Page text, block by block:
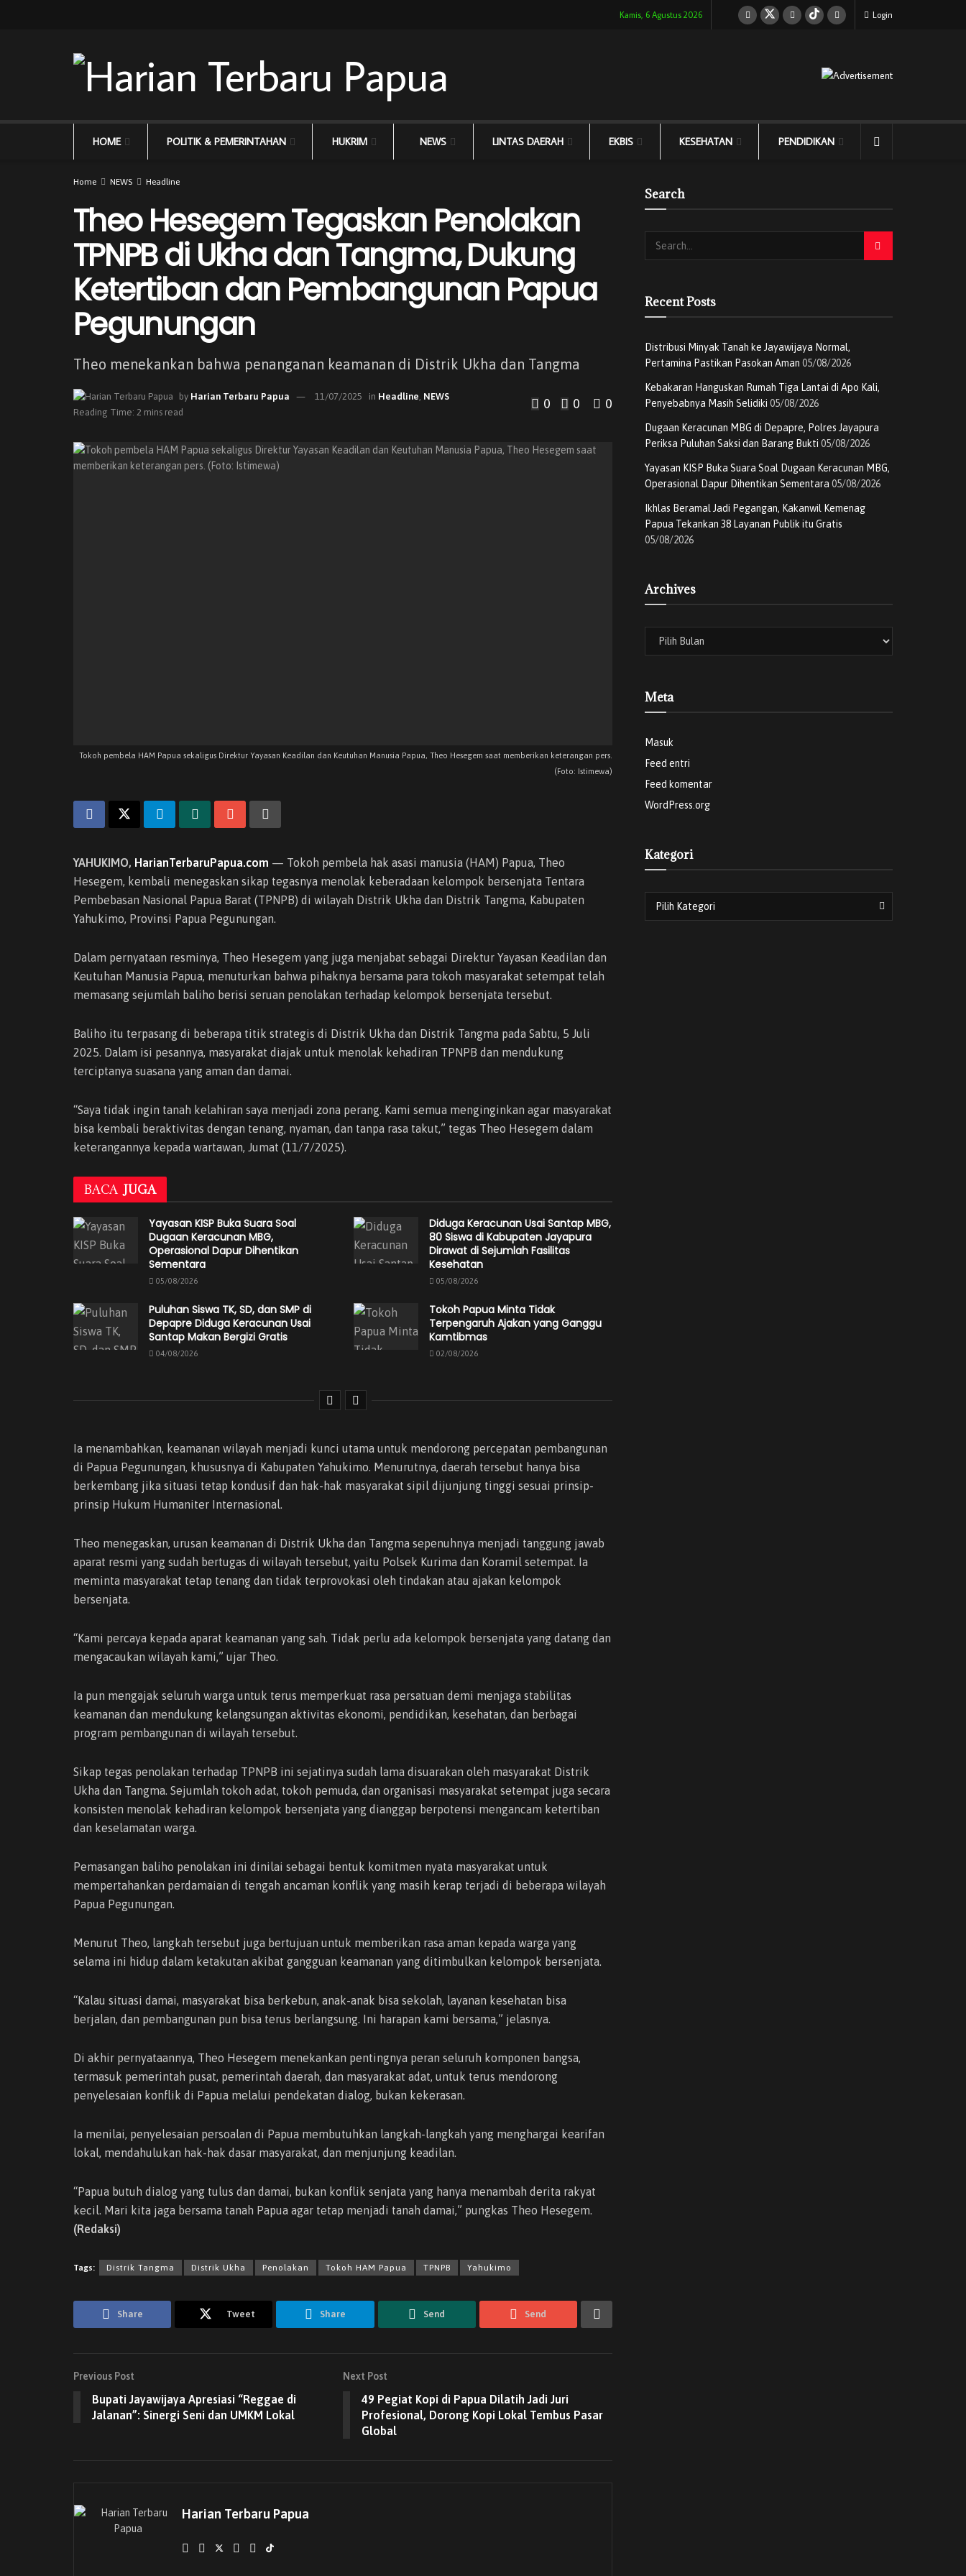
Kamis, 6 Agustus 2026 Login
HOME POLITIK & PEMERINTAHAN HUKRIM NEWS LINTAS DAERAH EKBIS KESEHATAN PENDIDIKAN
Home NEWS Headline
Theo Hesegem Tegaskan Penolakan
TPNPB di Ukha dan Tangma, Dukung
Ketertiban dan Pembangunan Papua
Pegunungan
Theo menekankan bahwa penanganan keamanan di Distrik Ukha dan Tangma
by Harian Terbaru Papua 11/07/2025 in Headline NEWS
Reading Time: 2 mins read
0 0 0
Tokoh pembela HAM Papua sekaligus Direktur Yayasan Keadilan dan Keutuhan Manusia Papua, Theo Hesegem saat memberikan keterangan pers.
(Foto: Istimewa)
YAHUKIMO, HarianTerbaruPapua.com — Tokoh pembela hak asasi manusia (HAM) Papua, Theo
Hesegem, kembali menegaskan sikap tegasnya menolak keberadaan kelompok bersenjata Tentara
Pembebasan Nasional Papua Barat (TPNPB) di wilayah Distrik Ukha dan Distrik Tangma, Kabupaten
Yahukimo, Provinsi Papua Pegunungan.
Dalam pernyataan resminya, Theo Hesegem yang juga menjabat sebagai Direktur Yayasan Keadilan dan
Keutuhan Manusia Papua, menuturkan bahwa pihaknya bersama para tokoh masyarakat setempat telah
memasang sejumlah baliho berisi seruan penolakan terhadap kelompok bersenjata tersebut.
Baliho itu terpasang di beberapa titik strategis di Distrik Ukha dan Distrik Tangma pada Sabtu, 5 Juli
2025. Dalam isi pesannya, masyarakat diajak untuk menolak kehadiran TPNPB dan mendukung
terciptanya suasana yang aman dan damai.
“Saya tidak ingin tanah kelahiran saya menjadi zona perang. Kami semua menginginkan agar masyarakat
bisa kembali beraktivitas dengan tenang, nyaman, dan tanpa rasa takut,” tegas Theo Hesegem dalam
keterangannya kepada wartawan, Jumat (11/7/2025).
BACA JUGA
Yayasan KISP Buka Suara Soal
Dugaan Keracunan MBG,
Operasional Dapur Dihentikan
Sementara
05/08/2026
Diduga Keracunan Usai Santap MBG,
80 Siswa di Kabupaten Jayapura
Dirawat di Sejumlah Fasilitas
Kesehatan
05/08/2026
Puluhan Siswa TK, SD, dan SMP di
Depapre Diduga Keracunan Usai
Santap Makan Bergizi Gratis
04/08/2026
Tokoh Papua Minta Tidak
Terpengaruh Ajakan yang Ganggu
Kamtibmas
02/08/2026
Ia menambahkan, keamanan wilayah menjadi kunci utama untuk mendorong percepatan pembangunan
di Papua Pegunungan, khususnya di Kabupaten Yahukimo. Menurutnya, daerah tersebut hanya bisa
berkembang jika situasi tetap kondusif dan hak-hak masyarakat sipil dijunjung tinggi sesuai prinsip-
prinsip Hukum Humaniter Internasional.
Theo menegaskan, urusan keamanan di Distrik Ukha dan Tangma sepenuhnya menjadi tanggung jawab
aparat resmi yang sudah bertugas di wilayah tersebut, yaitu Polsek Kurima dan Koramil setempat. Ia
meminta masyarakat tetap tenang dan tidak terprovokasi oleh tindakan atau ajakan kelompok
bersenjata.
“Kami percaya kepada aparat keamanan yang sah. Tidak perlu ada kelompok bersenjata yang datang dan
mengacaukan wilayah kami,” ujar Theo.
Ia pun mengajak seluruh warga untuk terus memperkuat rasa persatuan demi menjaga stabilitas
keamanan dan mendukung kelangsungan aktivitas ekonomi, pendidikan, kesehatan, dan berbagai
program pembangunan di wilayah tersebut.
Sikap tegas penolakan terhadap TPNPB ini sejatinya sudah lama disuarakan oleh masyarakat Distrik
Ukha dan Tangma. Sejumlah tokoh adat, tokoh pemuda, dan organisasi masyarakat setempat juga secara
konsisten menolak kehadiran kelompok bersenjata yang dianggap berpotensi mengancam ketertiban
dan keselamatan warga.
Pemasangan baliho penolakan ini dinilai sebagai bentuk komitmen nyata masyarakat untuk
mempertahankan perdamaian di tengah ancaman konflik yang masih kerap terjadi di beberapa wilayah
Papua Pegunungan.
Menurut Theo, langkah tersebut juga bertujuan untuk memberikan rasa aman kepada warga yang
selama ini hidup dalam ketakutan akibat gangguan keamanan yang ditimbulkan kelompok bersenjata.
“Kalau situasi damai, masyarakat bisa berkebun, anak-anak bisa sekolah, layanan kesehatan bisa
berjalan, dan pembangunan pun bisa terus berlangsung. Ini harapan kami bersama,” jelasnya.
Di akhir pernyataannya, Theo Hesegem menekankan pentingnya peran seluruh komponen bangsa,
termasuk pemerintah pusat, pemerintah daerah, dan masyarakat adat, untuk terus mendorong
penyelesaian konflik di Papua melalui pendekatan dialog, bukan kekerasan.
Ia menilai, penyelesaian persoalan di Papua membutuhkan langkah-langkah yang menghargai kearifan
lokal, mendahulukan hak-hak dasar masyarakat, dan menjunjung keadilan.
“Papua butuh dialog yang tulus dan damai, bukan konflik senjata yang hanya menambah derita rakyat
kecil. Mari kita jaga bersama tanah Papua agar tetap menjadi tanah damai,” pungkas Theo Hesegem.
(Redaksi)
Tags: Distrik Tangma Distrik Ukha Penolakan Tokoh HAM Papua TPNPB Yahukimo
Share Tweet Share Send Send
Previous Post
Bupati Jayawijaya Apresiasi “Reggae di
Jalanan”: Sinergi Seni dan UMKM Lokal
Next Post
49 Pegiat Kopi di Papua Dilatih Jadi Juri
Profesional, Dorong Kopi Lokal Tembus Pasar
Global
Harian Terbaru Papua
Search
Recent Posts
Distribusi Minyak Tanah ke Jayawijaya Normal,
Pertamina Pastikan Pasokan Aman 05/08/2026
Kebakaran Hanguskan Rumah Tiga Lantai di Apo Kali,
Penyebabnya Masih Selidiki 05/08/2026
Dugaan Keracunan MBG di Depapre, Polres Jayapura
Periksa Puluhan Saksi dan Barang Bukti 05/08/2026
Yayasan KISP Buka Suara Soal Dugaan Keracunan MBG,
Operasional Dapur Dihentikan Sementara 05/08/2026
Ikhlas Beramal Jadi Pegangan, Kakanwil Kemenag
Papua Tekankan 38 Layanan Publik itu Gratis
05/08/2026
Archives
Meta
Masuk
Feed entri
Feed komentar
WordPress.org
Kategori
Pilih Kategori